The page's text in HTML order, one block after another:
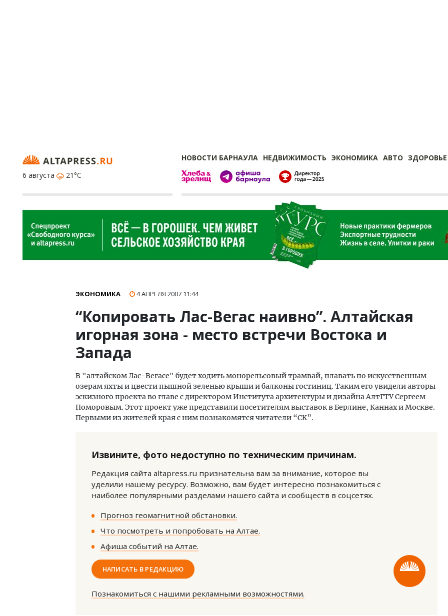
НОВОСТИ БАРНАУЛА НЕДВИЖИМОСТЬ ЭКОНОМИКА АВТО ЗДОРОВЬЕ
6 августа
21°C
ЭКОНОМИКА 4 АПРЕЛЯ 2007 11:44
“Копировать Лас-Вегас наивно”. Алтайская
игорная зона - место встречи Востока и
Запада
В "алтайском Лас-Вегасе" будет ходить монорельсовый трамвай, плавать по искусственным
озерам яхты и цвести пышной зеленью крыши и балконы гостиниц. Таким его увидели авторы
эскизного проекта во главе с директором Института архитектуры и дизайна АлтГТУ Сергеем
Поморовым. Этот проект уже представили посетителям выставок в Берлине, Каннах и Москве.
Первыми из жителей края с ним познакомятся читатели “СК”.
Извините, фото недоступно по техническим причинам.
Редакция сайта altapress.ru признательна вам за внимание, которое вы
уделили нашему ресурсу. Возможно, вам будет интересно познакомиться с
наиболее популярными разделами нашего сайта и сообществ в соцсетях.
Прогноз геомагнитной обстановки.
Что посмотреть и попробовать на Алтае.
Афиша событий на Алтае.
НАПИСАТЬ В РЕДАКЦИЮ
Познакомиться с нашими рекламными возможностями.
Архитектурный код начинается с
трендах в фасадах и
СТРОИТЕЛЬСТВО